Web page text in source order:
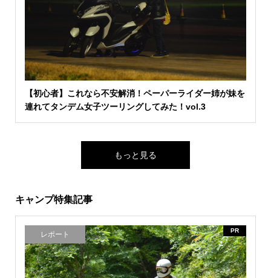
【初心者】これなら不安解消！ペーパーライダー姉が妹を
連れてタンデム女子ツーリングしてみた！vol.3
もっと見る
キャンプ特集記事
レポート PR